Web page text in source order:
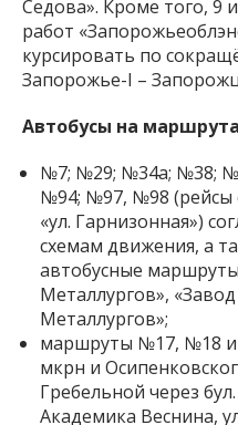
Седова». Кроме того, 9
работ
курсировать по
Запорожье-I –
Автобусы на
№7; №29; №34а; №38;
№94; №97, №98 (рейсы
«ул. Гарнизонная»)
схемам движения, а
автобусные маршруты
Металлургов»,
Металлургов»;
маршруты №17, №18 и
мкрн и
Гребельной через
Академика Веснина,